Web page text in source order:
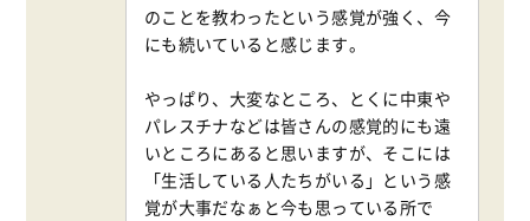
のことを教わったという感覚が強く、今
にも続いていると感じます。
やっぱり、大変なところ、とくに中東や
パレスチナなどは皆さんの感覚的にも遠
いところにあると思いますが、そこには
「生活している人たちがいる」という感
覚が大事だなぁと今も思っている所で